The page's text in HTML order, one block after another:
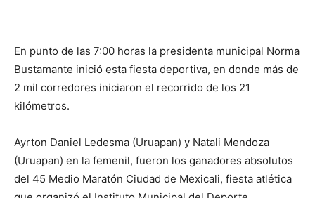
En punto de las 7:00 horas la presidenta municipal Norma
Bustamante inició esta fiesta deportiva, en donde más de
2 mil corredores iniciaron el recorrido de los 21
kilómetros.
Ayrton Daniel Ledesma (Uruapan) y Natali Mendoza
(Uruapan) en la femenil, fueron los ganadores absolutos
del 45 Medio Maratón Ciudad de Mexicali, fiesta atlética